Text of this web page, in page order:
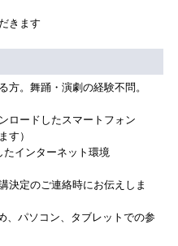
きます
方。舞踊・演劇の経験不問。
ロードしたスマートフォン
す）
たインターネット環境
決定のご連絡時にお伝えしま
、パソコン、タブレットでの参